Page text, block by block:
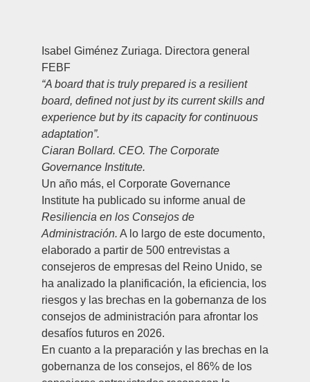
Isabel Giménez Zuriaga. Directora general
FEBF
“A board that is truly prepared is a resilient
board, defined not just by its current skills and
experience but by its capacity for continuous
adaptation”.
Ciaran Bollard. CEO. The Corporate
Governance Institute.
Un año más, el Corporate Governance
Institute ha publicado su informe anual de
Resiliencia en los Consejos de
Administración. A lo largo de este documento,
elaborado a partir de 500 entrevistas a
consejeros de empresas del Reino Unido, se
ha analizado la planificación, la eficiencia, los
riesgos y las brechas en la gobernanza de los
consejos de administración para afrontar los
desafíos futuros en 2026.
En cuanto a la preparación y las brechas en la
gobernanza de los consejos, el 86% de los